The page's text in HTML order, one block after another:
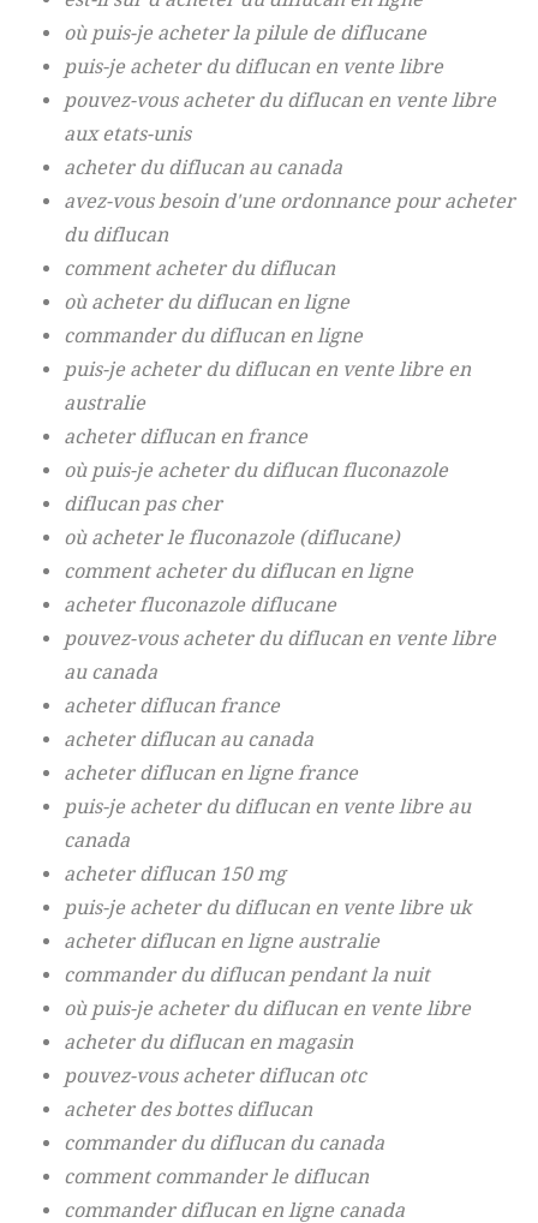
où puis-je acheter la pilule de diflucane
puis-je acheter du diflucan en vente libre
pouvez-vous acheter du diflucan en vente libre
aux etats-unis
acheter du diflucan au canada
avez-vous besoin d'une ordonnance pour acheter
du diflucan
comment acheter du diflucan
où acheter du diflucan en ligne
commander du diflucan en ligne
puis-je acheter du diflucan en vente libre en
australie
acheter diflucan en france
où puis-je acheter du diflucan fluconazole
diflucan pas cher
où acheter le fluconazole (diflucane)
comment acheter du diflucan en ligne
acheter fluconazole diflucane
pouvez-vous acheter du diflucan en vente libre
au canada
acheter diflucan france
acheter diflucan au canada
acheter diflucan en ligne france
puis-je acheter du diflucan en vente libre au
canada
acheter diflucan 150 mg
puis-je acheter du diflucan en vente libre uk
acheter diflucan en ligne australie
commander du diflucan pendant la nuit
où puis-je acheter du diflucan en vente libre
acheter du diflucan en magasin
pouvez-vous acheter diflucan otc
acheter des bottes diflucan
commander du diflucan du canada
comment commander le diflucan
commander diflucan en ligne canada